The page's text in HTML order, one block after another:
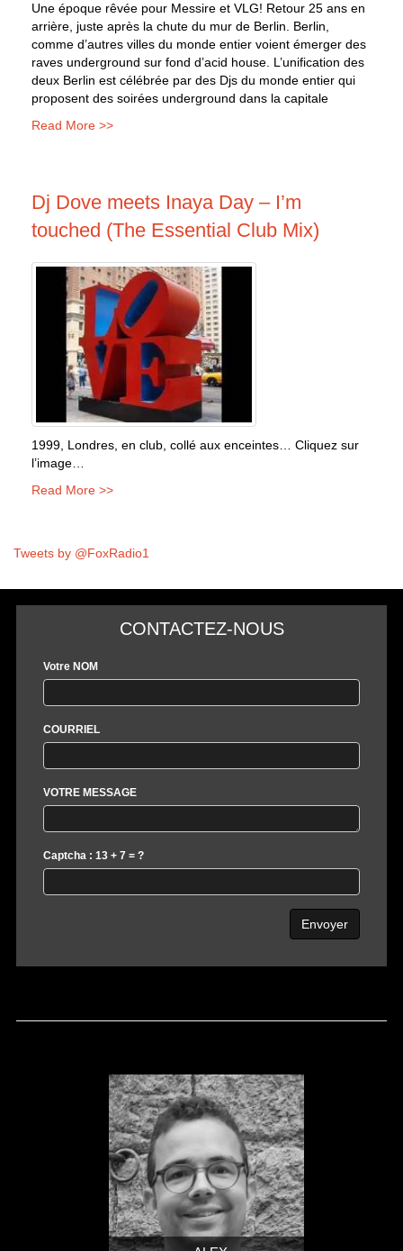
Une époque rêvée pour Messire et VLG! Retour 25 ans en
arrière, juste après la chute du mur de Berlin. Berlin,
comme d’autres villes du monde entier voient émerger des
raves underground sur fond d’acid house. L’unification des
deux Berlin est célébrée par des Djs du monde entier qui
proposent des soirées underground dans la capitale
Read More >>
Dj Dove meets Inaya Day – I’m
touched (The Essential Club Mix)
1999, Londres, en club, collé aux enceintes… Cliquez sur
l’image…
Read More >>
Tweets by @FoxRadio1
CONTACTEZ-NOUS
Votre NOM
COURRIEL
VOTRE MESSAGE
Captcha : 13 + 7 = ?
Envoyer